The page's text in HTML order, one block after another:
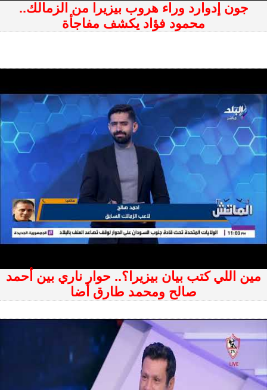
جون إدوارد وراء هروب بيزيرا من الزمالك..
محمود فؤاد يكشف مفاجأة
مين اللي كتب بيان بيزيرا؟.. حوار ناري بين أحمد
صالح ومحمد طارق أضا